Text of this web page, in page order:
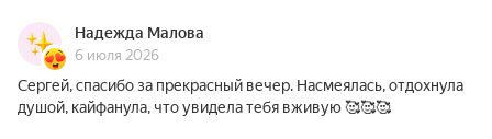
Надежда Малова
6 июля 2026
Сергей, спасибо за прекрасный вечер. Насмеялась, отдохнула
душой, кайфанула, что увидела тебя вживую 🥰🥰🥰